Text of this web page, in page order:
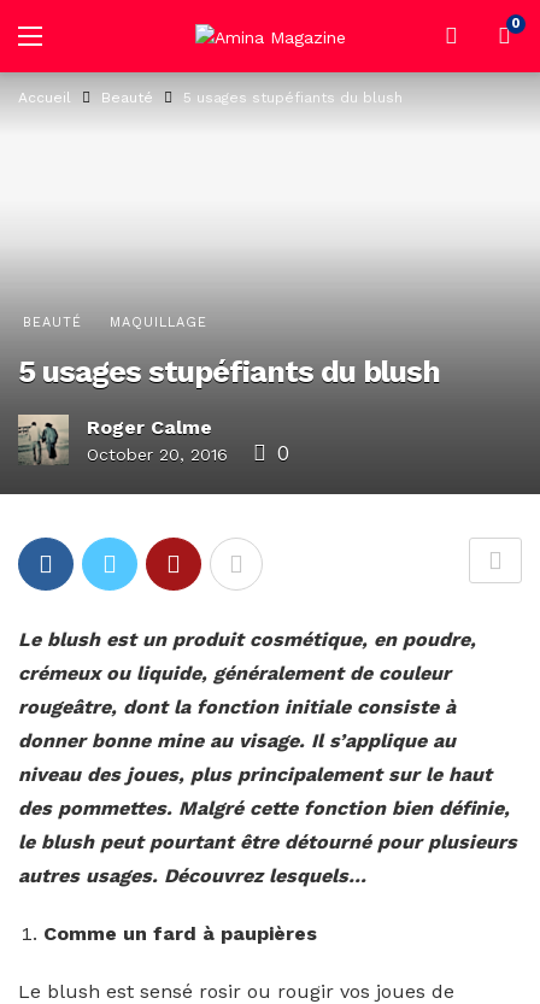
0
Accueil Beauté 5 usages stupéfiants du blush
BEAUTÉ MAQUILLAGE
5 usages stupéfiants du blush
Roger Calme
October 20, 2016 0
Le blush est un produit cosmétique, en poudre,
crémeux ou liquide, généralement de couleur
rougeâtre, dont la fonction initiale consiste à
donner bonne mine au visage. Il s’applique au
niveau des joues, plus principalement sur le haut
des pommettes. Malgré cette fonction bien définie,
le blush peut pourtant être détourné pour plusieurs
autres usages. Découvrez lesquels…
Comme un fard à paupières
Le blush est sensé rosir ou rougir vos joues de